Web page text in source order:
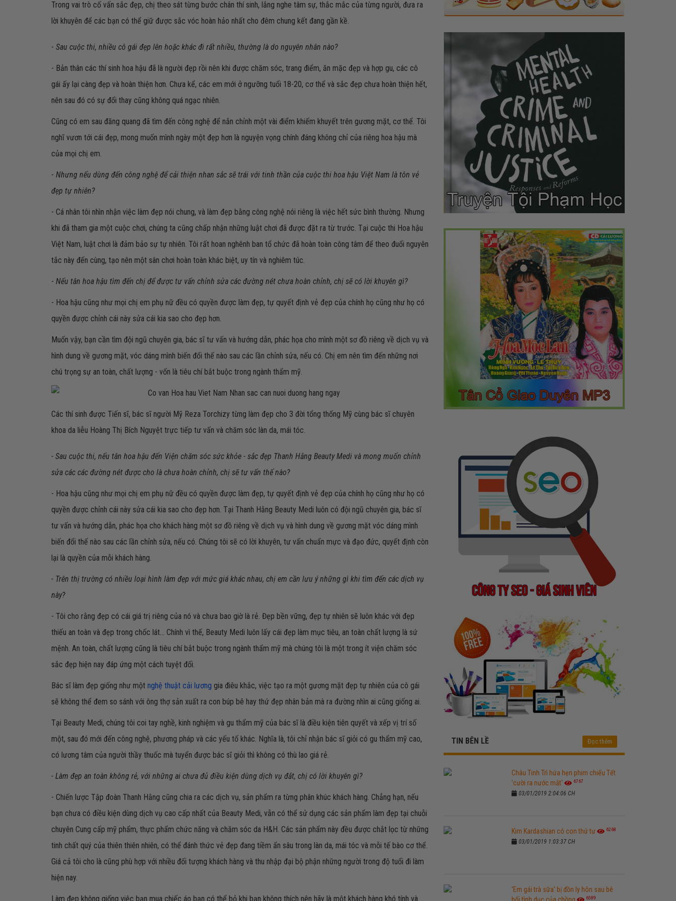
Trong vai trò cố vấn sắc đẹp, chị theo sát từng bước chân thí sinh, lắng nghe tâm sự, thắc mắc của từng người, đưa ra
lời khuyên để các bạn có thể giữ được sắc vóc hoàn hảo nhất cho đêm chung kết đang gần kề.
- Sau cuộc thi, nhiều cô gái đẹp lên hoặc khác đi rất nhiều, thường là do nguyên nhân nào?
- Bản thân các thí sinh hoa hậu đã là người đẹp rồi nên khi được chăm sóc, trang điểm, ăn mặc đẹp và hợp gu, các cô
gái ấy lại càng đẹp và hoàn thiện hơn. Chưa kể, các em mới ở ngưỡng tuổi 18-20, cơ thể và sắc đẹp chưa hoàn thiện hết,
nên sau đó có sự đổi thay cũng không quá ngạc nhiên.
Cũng có em sau đăng quang đã tìm đến công nghệ để nắn chỉnh một vài điểm khiếm khuyết trên gương mặt, cơ thể. Tôi
nghĩ vươn tới cái đẹp, mong muốn mình ngày một đẹp hơn là nguyện vọng chính đáng không chỉ của riêng hoa hậu mà
của mọi chị em.
- Nhưng nếu dùng đến công nghệ để cải thiện nhan sắc sẽ trái với tinh thần của cuộc thi hoa hậu Việt Nam là tôn vẻ
đẹp tự nhiên?
- Cá nhân tôi nhìn nhận việc làm đẹp nói chung, và làm đẹp bằng công nghệ nói riêng là việc hết sức bình thường. Nhưng
khi đã tham gia một cuộc chơi, chúng ta cũng chấp nhận những luật chơi đã được đặt ra từ trước. Tại cuộc thi Hoa hậu
Việt Nam, luật chơi là đảm bảo sự tự nhiên. Tôi rất hoan nghênh ban tổ chức đã hoàn toàn công tâm để theo đuổi nguyên
tắc này đến cùng, tạo nên một sân chơi hoàn toàn khác biệt, uy tín và nghiêm túc.
- Nếu tân hoa hậu tìm đến chị để được tư vấn chỉnh sửa các đường nét chưa hoàn chỉnh, chị sẽ có lời khuyên gì?
- Hoa hậu cũng như mọi chị em phụ nữ đều có quyền được làm đẹp, tự quyết định vẻ đẹp của chính họ cũng như họ có
quyền được chỉnh cái này sửa cái kia sao cho đẹp hơn.
Muốn vậy, bạn cần tìm đội ngũ chuyên gia, bác sĩ tư vấn và hướng dẫn, phác họa cho mình một sơ đồ riêng về dịch vụ và
hình dung về gương mặt, vóc dáng mình biến đổi thế nào sau các lần chỉnh sửa, nếu có. Chị em nên tìm đến những nơi
chú trọng sự an toàn, chất lượng - vốn là tiêu chí bắt buộc trong ngành thẩm mỹ.
Các thí sinh được Tiến sĩ, bác sĩ người Mỹ Reza Torchizy từng làm đẹp cho 3 đời tổng thống Mỹ cùng bác sĩ chuyên
khoa da liễu Hoàng Thị Bích Nguyệt trực tiếp tư vấn và chăm sóc làn da, mái tóc.
- Sau cuộc thi, nếu tân hoa hậu đến Viện chăm sóc sức khỏe - sắc đẹp Thanh Hằng Beauty Medi và mong muốn chỉnh
sửa các các đường nét được cho là chưa hoàn chỉnh, chị sẽ tư vấn thế nào?
- Hoa hậu cũng như mọi chị em phụ nữ đều có quyền được làm đẹp, tự quyết định vẻ đẹp của chính họ cũng như họ có
quyền được chỉnh cái này sửa cái kia sao cho đẹp hơn. Tại Thanh Hằng Beauty Medi luôn có đội ngũ chuyên gia, bác sĩ
tư vấn và hướng dẫn, phác họa cho khách hàng một sơ đồ riêng về dịch vụ và hình dung về gương mặt vóc dáng mình
biến đổi thế nào sau các lần chỉnh sửa, nếu có. Chúng tôi sẽ có lời khuyên, tư vấn chuẩn mực và đạo đức, quyết định còn
lại là quyền của mỗi khách hàng.
- Trên thị trường có nhiều loại hình làm đẹp với mức giá khác nhau, chị em cần lưu ý những gì khi tìm đến các dịch vụ
này?
- Tôi cho rằng đẹp có cái giá trị riêng của nó và chưa bao giờ là rẻ. Đẹp bền vững, đẹp tự nhiên sẽ luôn khác với đẹp
thiếu an toàn và đẹp trong chốc lát... Chính vì thế, Beauty Medi luôn lấy cái đẹp làm mục tiêu, an toàn chất lượng là sứ
mệnh. An toàn, chất lượng cũng là tiêu chí bắt buộc trong ngành thẩm mỹ mà chúng tôi là một trong ít viện chăm sóc
sắc đẹp hiện nay đáp ứng một cách tuyệt đối.
Bác sĩ làm đẹp giống như một nghệ thuật cải lương gia điêu khắc, việc tạo ra một gương mặt đẹp tự nhiên của cô gái
sẽ không thể đem so sánh với ông thợ sản xuất ra con búp bê hay thứ đẹp nhân bản mà ra đường nhìn ai cũng giống ai.
Tại Beauty Medi, chúng tôi coi tay nghề, kinh nghiệm và gu thẩm mỹ của bác sĩ là điều kiện tiên quyết và xếp vị trí số
một, sau đó mới đến công nghệ, phương pháp và các yếu tố khác. Nghĩa là, tôi chỉ nhận bác sĩ giỏi có gu thẩm mỹ cao,
có lương tâm của người thầy thuốc mà tuyển được bác sĩ giỏi thì không có thù lao giá rẻ.
- Làm đẹp an toàn không rẻ, với những ai chưa đủ điều kiện dùng dịch vụ đắt, chị có lời khuyên gì?
- Chiến lược Tập đoàn Thanh Hằng cũng chia ra các dịch vụ, sản phẩm ra từng phân khúc khách hàng. Chẳng hạn, nếu
bạn chưa có điều kiện dùng dịch vụ cao cấp nhất của Beauty Medi, vẫn có thể sử dụng các sản phẩm làm đẹp tại chuỗi
chuyên Cung cấp mỹ phẩm, thực phẩm chức năng và chăm sóc da H&H. Các sản phẩm này đều được chắt lọc từ những
tinh chất quý của thiên thiên nhiên, có thể đánh thức vẻ đẹp đang tiềm ẩn sâu trong làn da, mái tóc và mỗi tế bào cơ thể.
Giá cả tôi cho là cũng phù hợp với nhiều đối tượng khách hàng và thu nhập đại bộ phận những người trong độ tuổi đi làm
hiện nay.
Làm đẹp không giống việc bạn mua chiếc áo bạn có thể bỏ khi bạn không thích nên hãy là một khách hàng khó tính và
TIN BÊN LỀ Đọc thêm
Châu Tinh Trì hứa hẹn phim chiếu Tết
'cười ra nước mắt'
6767
03/01/2019 2:04:06 CH
Kim Kardashian có con thứ tư 6268
03/01/2019 1:03:37 CH
'Em gái trà sữa' bị đồn ly hôn sau bê
6589